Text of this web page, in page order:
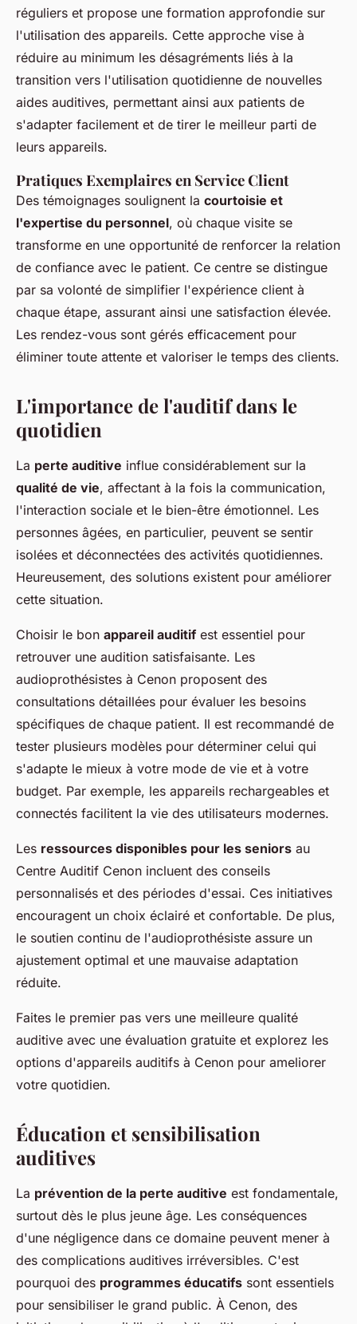
réguliers et propose une formation approfondie sur
l'utilisation des appareils. Cette approche vise à
réduire au minimum les désagréments liés à la
transition vers l'utilisation quotidienne de nouvelles
aides auditives, permettant ainsi aux patients de
s'adapter facilement et de tirer le meilleur parti de
leurs appareils.
Pratiques Exemplaires en Service Client
Des témoignages soulignent la courtoisie et
l'expertise du personnel, où chaque visite se
transforme en une opportunité de renforcer la relation
de confiance avec le patient. Ce centre se distingue
par sa volonté de simplifier l'expérience client à
chaque étape, assurant ainsi une satisfaction élevée.
Les rendez-vous sont gérés efficacement pour
éliminer toute attente et valoriser le temps des clients.
L'importance de l'auditif dans le
quotidien
La perte auditive influe considérablement sur la
qualité de vie, affectant à la fois la communication,
l'interaction sociale et le bien-être émotionnel. Les
personnes âgées, en particulier, peuvent se sentir
isolées et déconnectées des activités quotidiennes.
Heureusement, des solutions existent pour améliorer
cette situation.
Choisir le bon appareil auditif est essentiel pour
retrouver une audition satisfaisante. Les
audioprothésistes à Cenon proposent des
consultations détaillées pour évaluer les besoins
spécifiques de chaque patient. Il est recommandé de
tester plusieurs modèles pour déterminer celui qui
s'adapte le mieux à votre mode de vie et à votre
budget. Par exemple, les appareils rechargeables et
connectés facilitent la vie des utilisateurs modernes.
Les ressources disponibles pour les seniors au
Centre Auditif Cenon incluent des conseils
personnalisés et des périodes d'essai. Ces initiatives
encouragent un choix éclairé et confortable. De plus,
le soutien continu de l'audioprothésiste assure un
ajustement optimal et une mauvaise adaptation
réduite.
Faites le premier pas vers une meilleure qualité
auditive avec une évaluation gratuite et explorez les
options d'appareils auditifs à Cenon pour ameliorer
votre quotidien.
Éducation et sensibilisation
auditives
La prévention de la perte auditive est fondamentale,
surtout dès le plus jeune âge. Les conséquences
d'une négligence dans ce domaine peuvent mener à
des complications auditives irréversibles. C'est
pourquoi des programmes éducatifs sont essentiels
pour sensibiliser le grand public. À Cenon, des